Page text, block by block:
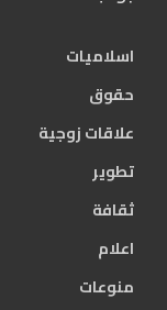
اسلاميات
حقوق
علاقات زوجية
تطوير
ثقافة
اعلام
منوعات